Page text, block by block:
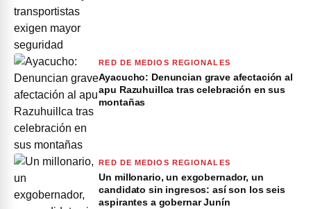
RED DE MEDIOS REGIONALES
Ayacucho: Denuncian grave afectación al
apu Razuhuillca tras celebración en sus
montañas
RED DE MEDIOS REGIONALES
Un millonario, un exgobernador, un
candidato sin ingresos: así son los seis
aspirantes a gobernar Junín